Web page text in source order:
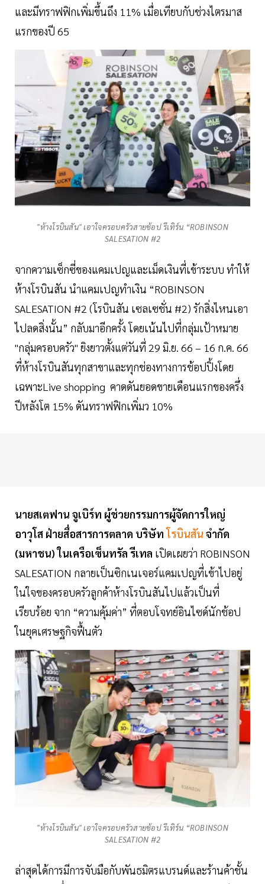
และมีทราฟฟิกเพิ่มขึ้นถึง 11% เมื่อเทียบกับช่วงไตรมาส
แรกของปี 65
"ห้างโรบินสัน" เอาใจครอบครัวสายช้อป รีเทิร์น “ROBINSON
SALESATION #2
จากความเซ็กซี่ของแคมเปญและเม็ดเงินที่เข้าระบบ ทำให้
ห้างโรบินสัน นำแคมเปญทำเงิน “ROBINSON
SALESATION #2 (โรบินสัน เซลเซชั่น #2) รักสิ่งไหนเอา
ไปลดสิ่งนั้น” กลับมาอีกครั้ง โดยเน้นไปที่กลุ่มเป้าหมาย
"กลุ่มครอบครัว" ยิงยาวตั้งแต่วันที่ 29 มิ.ย. 66 – 16 ก.ค. 66
ที่ห้างโรบินสันทุกสาขาและทุกช่องทางการช้อปปิ้งโดย
เฉพาะLive shopping คาดดันยอดขายเดือนแรกของครึ่ง
ปีหลังโต 15% ดันทราฟฟิกเพิ่มว 10%
นายสเตฟาน จูเบิร์ท ผู้ช่วยกรรมการผู้จัดการใหญ่
อาวุโส ฝ่ายสื่อสารการตลาด บริษัทโรบินสัน จำกัด
(มหาชน) ในเครือเซ็นทรัล รีเทล เปิดเผยว่า ROBINSON
SALESATION กลายเป็นซิกเนเจอร์แคมเปญที่เข้าไปอยู่
ในใจของครอบครัวลูกค้าห้างโรบินสันไปแล้วเป็นที่
เรียบร้อย จาก “ความคุ้มค่า” ที่ตอบโจทย์อินไซด์นักช้อป
ในยุคเศรษฐกิจฟื้นตัว
"ห้างโรบินสัน" เอาใจครอบครัวสายช้อป รีเทิร์น “ROBINSON
SALESATION #2
ล่าสุดได้การมีการจับมือกับพันธมิตรแบรนด์และร้านค้าชั้น